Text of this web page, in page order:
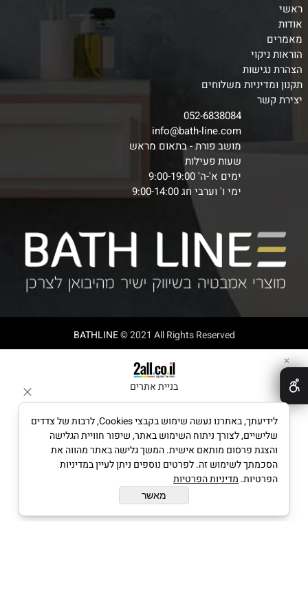
ראשי
אודות
מאמרים
הוראות ניקוי
הצהרת נגישות
תקנון ומדיניות משלוחים
יצירת קשר
052-6838084
info@bath-line.com
מושב פורת - בתאום מראש
שעות פעילות
ימים א'-ה' 9:00-19:00
ימי ו' וערבי חג 9:00-14:00
BATHLINE© 2021 All Rights Reserved
בניית אתרים
✕
לידיעתך, באתרנו נעשה שימוש בקבצי Cookies, לרבות של צדדים
שלישיים, לצורך ניתוח השימוש באתר, שיפור חוויית הגלישה
והצגת פרסום מותאם אישית. המשך גלישה באתר מהווה את
הסכמתך לשימוש זה. לפרטים נוספים ניתן לעיין במדיניות
הפרטיות. מדיניות הפרטיות
מאשר